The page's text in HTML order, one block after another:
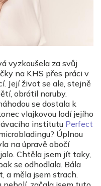
vyzkoušela za svůj
na KHS přes práci v
Její život se ale, stejně
obrátil naruby.
se dostala k
vlajkovou lodí jejího
institutu Perfect
Úplnou
na úpravě obočí
Chtěla jsem jít taky,
se odhodlala. Bála
a měla jsem strach.